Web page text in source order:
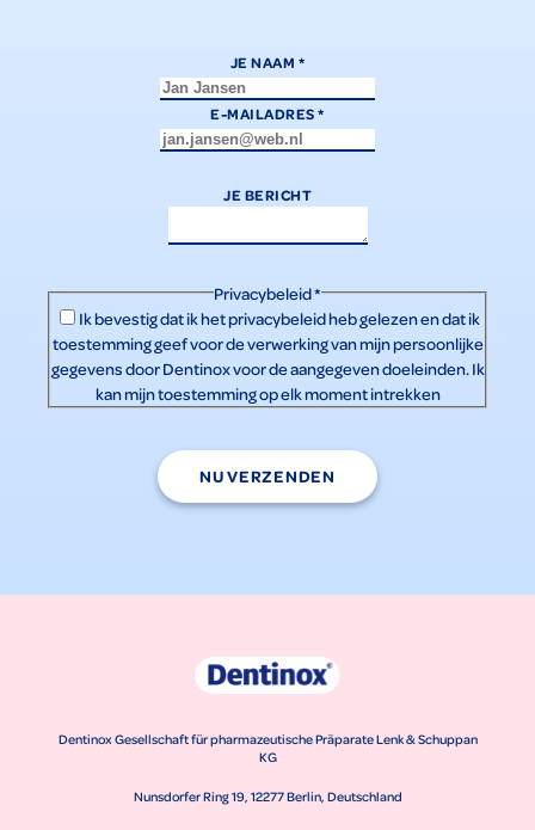
JE NAAM *
E-MAILADRES*
JE BERICHT
Privacybeleid*
Ik bevestig dat ik hetprivacybeleidheb gelezen en dat ik
toestemming geef voor de verwerking van mijn persoonlijke
gegevens door Dentinox voor de aangegeven doeleinden. Ik
kan mijn toestemming op elk moment intrekken
NU VERZENDEN
Dentinox Gesellschaft für pharmazeutische Präparate Lenk & Schuppan
KG
Nunsdorfer Ring 19, 12277 Berlin, Deutschland